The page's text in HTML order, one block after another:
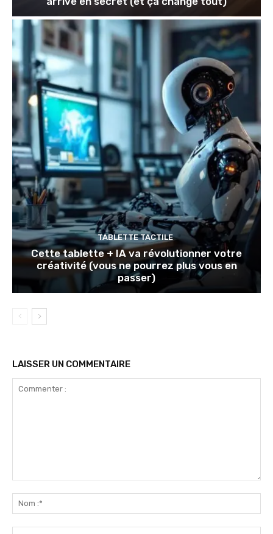
TABLETTE TACTILE
Cette tablette + IA va révolutionner votre
créativité (vous ne pourrez plus vous en
passer)
LAISSER UN COMMENTAIRE
:*